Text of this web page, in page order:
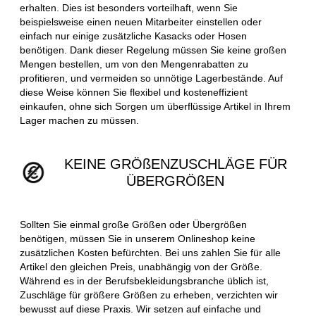
erhalten. Dies ist besonders vorteilhaft, wenn Sie
beispielsweise einen neuen Mitarbeiter einstellen oder
einfach nur einige zusätzliche Kasacks oder Hosen
benötigen. Dank dieser Regelung müssen Sie keine großen
Mengen bestellen, um von den Mengenrabatten zu
profitieren, und vermeiden so unnötige Lagerbestände. Auf
diese Weise können Sie flexibel und kosteneffizient
einkaufen, ohne sich Sorgen um überflüssige Artikel in Ihrem
Lager machen zu müssen.
KEINE GRÖßENZUSCHLÄGE FÜR
ÜBERGRÖßEN
Sollten Sie einmal große Größen oder Übergrößen
benötigen, müssen Sie in unserem Onlineshop keine
zusätzlichen Kosten befürchten. Bei uns zahlen Sie für alle
Artikel den gleichen Preis, unabhängig von der Größe.
Während es in der Berufsbekleidungsbranche üblich ist,
Zuschläge für größere Größen zu erheben, verzichten wir
bewusst auf diese Praxis. Wir setzen auf einfache und